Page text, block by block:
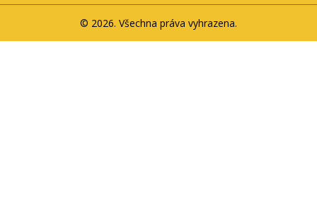
© 2026. Všechna práva vyhrazena.